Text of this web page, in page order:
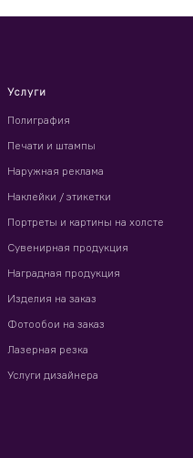
Услуги
Полиграфия
Печати и штампы
Наружная реклама
Наклейки / этикетки
Портреты и картины на холсте
Сувенирная продукция
Наградная продукция
Изделия на заказ
Фотообои на заказ
Лазерная резка
Услуги дизайнера